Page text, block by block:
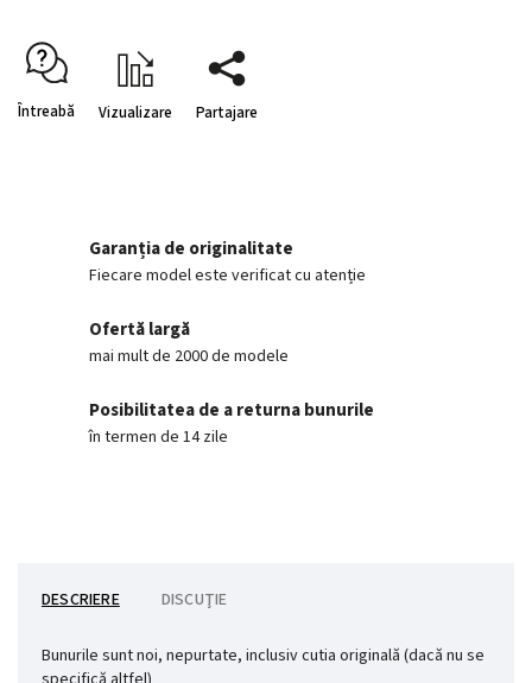
Întreabă Vizualizare Partajare
Garanția de originalitate
Fiecare model este verificat cu atenție
Ofertă largă
mai mult de 2000 de modele
Posibilitatea de a returna bunurile
în termen de 14 zile
DESCRIERE DISCUŢIE
Bunurile sunt noi, nepurtate, inclusiv cutia originală (dacă nu se